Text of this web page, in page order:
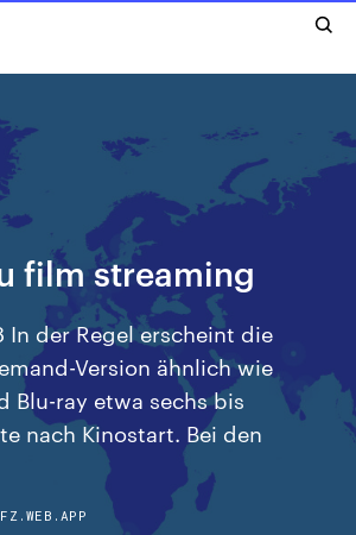
film streaming
In der Regel erscheint die
Version ähnlich wie
Blu-ray etwa sechs bis
nach Kinostart. Bei den